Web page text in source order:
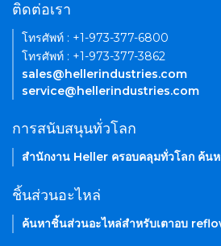
ติดต่อเรา
โทรศัพท์ : +1-973-377-6800
โทรศัพท์ : +1-973-377-3862
sales@hellerindustries.com
service@hellerindustries.com
การสนับสนุนทั่วโลก
สำนักงาน Heller ครอบคลุมทั่วโลก ค้น
ชิ้นส่วนอะไหล่
ค้นหาชิ้นส่วนอะไหล่สำหรับเตาอบ